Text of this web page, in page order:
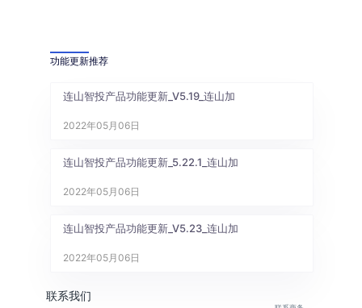
功能更新推荐
连山智投产品功能更新_V5.19_连山加
2022年05月06日
连山智投产品功能更新_5.22.1_连山加
2022年05月06日
连山智投产品功能更新_V5.23_连山加
2022年05月06日
联系我们